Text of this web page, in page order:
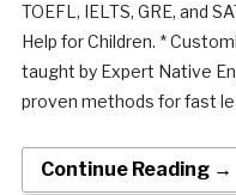
TOEFL, IELTS, GRE, and
Help for Children. *
taught by Expert Native
proven methods for fast
Continue Reading →